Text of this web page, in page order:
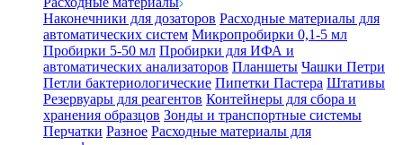
Наконечники для дозаторов Расходные материалы для
автоматических систем Микропробирки 0,1-5 мл
Пробирки 5-50 мл Пробирки для ИФА и
автоматических анализаторов Планшеты Чашки Петри
Петли бактериологические Пипетки Пастера Штативы
Резервуары для реагентов Контейнеры для сбора и
хранения образцов Зонды и транспортные системы
Перчатки Разное Расходные материалы для